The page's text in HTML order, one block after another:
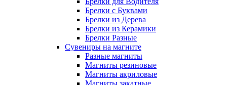
Брелки с Буквами
Брелки из Дерева
Брелки из Керамики
Брелки Разные
Сувениры на магните
Разные магниты
Магниты резиновые
Магниты акриловые
Магниты закатные